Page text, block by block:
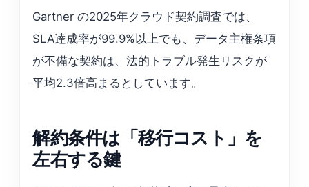
Gartner の2025年クラウド契約調査では、
SLA達成率が99.9%以上でも、データ主権条項
が不備な契約は、法的トラブル発生リスクが
平均2.3倍高まるとしています。
解約条件は「移行コスト」を
左右する鍵